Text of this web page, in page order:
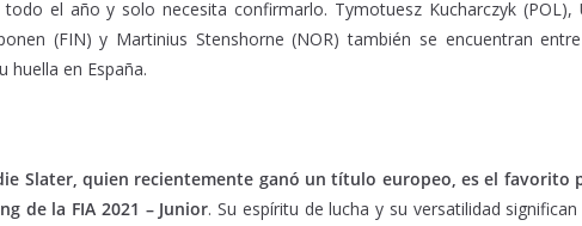
el año y solo necesita confirmarlo. Tymotuesz Kucharczyk (POL),
(FIN) y Martinius Stenshorne (NOR) también se encuentran
huella en España.
Slater, quien recientemente ganó un título europeo, es el favorito
de la FIA 2021 – Junior. Su espíritu de lucha y su versatilidad significan